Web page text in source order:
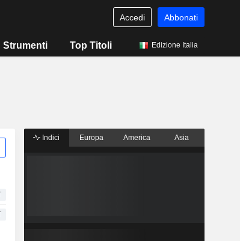
Accedi Abbonati
Strumenti Top Titoli Edizione Italia
Indici Europa America Asia